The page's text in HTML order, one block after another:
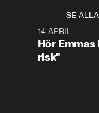
SE ALLA
14 APRIL
Hör
risk"